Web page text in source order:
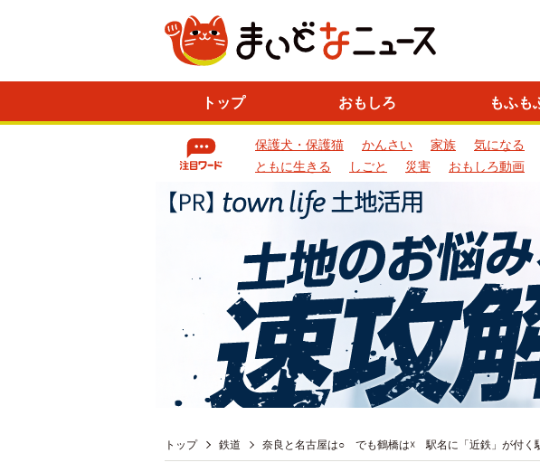
トップ おもしろ もふも
保護犬・保護猫 かんさい 家族 気になる
ともに生きる
しごと 災害 おもしろ動画
トップ 鉄道 奈良と名古屋は○ でも鶴橋は☓ 駅名に「近鉄」が付く